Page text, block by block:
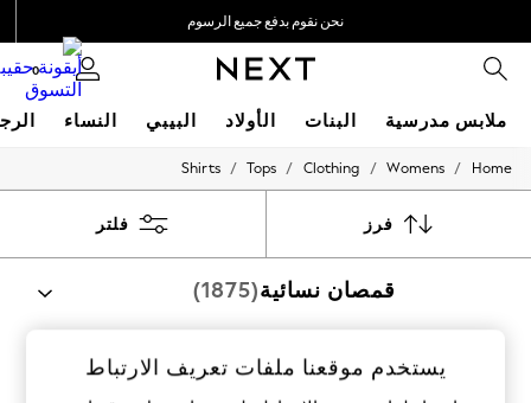
نحن نقوم بدفع جميع الرسوم
0
ملابس مدرسية البنات الأولاد البيبي النساء
HOLIDAY SHOP
Modest Holiday Outfits
Occasionwear
Girls' Travel Styles
Sunset Styles
Home
/
Womens
/
Clothing
/
Tops
/
Shirts
فرز فلتر
قمصان نسائية(1875)
مطبوع قطن عملي ملابس للعمل كاجواليستخدم موقعنا ملفات تعريف الارتباط